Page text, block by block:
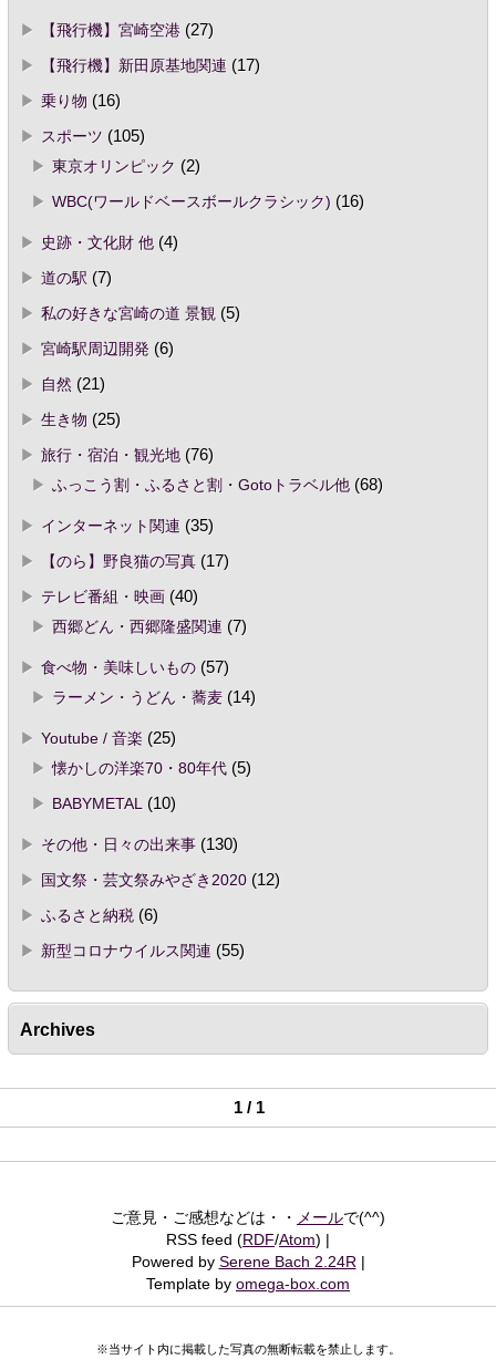
【飛行機】宮崎空港(27)
【飛行機】新田原基地関連 (17)
乗り物 (16)
スポーツ (105)
東京オリンピック (2)
WBC(ワールドベースボールクラシック) (16)
史跡・文化財 他(4)
道の駅 (7)
私の好きな宮崎の道 景観(5)
宮崎駅周辺開発(6)
自然 (21)
生き物 (25)
旅行・宿泊・観光地(76)
ふっこう割・ふるさと割・Gotoトラベル他(68)
インターネット関連 (35)
【のら】野良猫の写真(17)
テレビ番組・映画(40)
西郷どん・西郷隆盛関連 (7)
食べ物・美味しいもの(57)
ラーメン・うどん・蕎麦(14)
Youtube / 音楽 (25)
懐かしの洋楽70・80年代(5)
BABYMETAL(10)
その他・日々の出来事(130)
国文祭・芸文祭みやざき2020(12)
ふるさと納税(6)
新型コロナウイルス関連 (55)
Archives
1 / 1
ご意見・ご感想などは・・ メールで(^^)
RSS feed (RDF/Atom)
Powered by Serene Bach 2.24R
Template by omega-box.com
※当サイト内に掲載した写真の無断転載を禁止します。